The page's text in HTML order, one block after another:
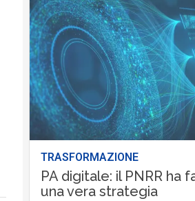
TRASFORMAZIONE
PA digitale: il PNRR ha
una vera strategia